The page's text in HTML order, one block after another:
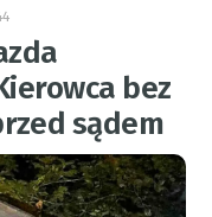
bez
sądem